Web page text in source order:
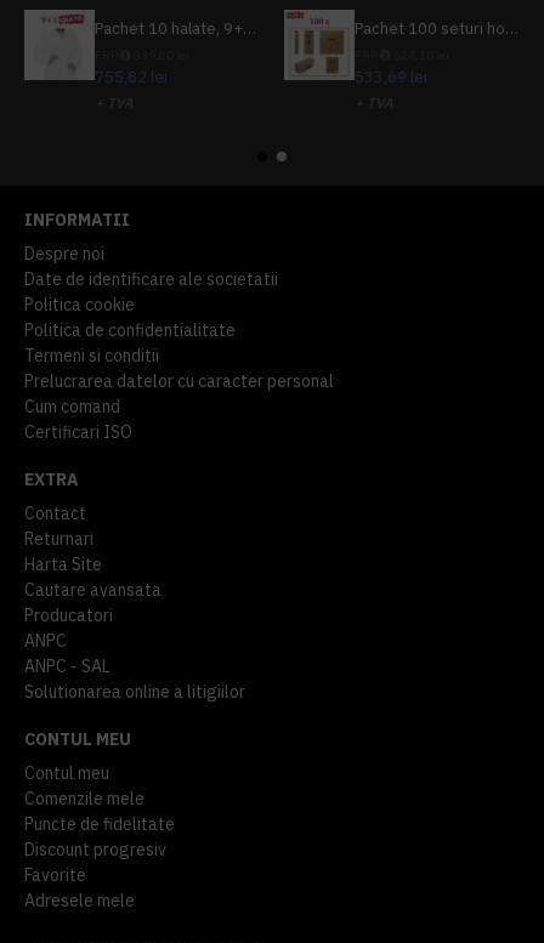
Pachet 10 halate, 9+1 gratuit
755,82 lei
+ TVA
Pachet 100 seturi hoteliere, set dentar, set barbierit, casca de dus, pila unghii, set cusut
533,69 lei
+ TVA
INFORMATII
Despre noi
Date de identificare ale societatii
Politica cookie
Politica de confidentialitate
Termeni si conditii
Prelucrarea datelor cu caracter personal
Cum comand
Certificari ISO
EXTRA
Contact
Returnari
Harta Site
Cautare avansata
Producatori
ANPC
ANPC - SAL
Solutionarea online a litigiilor
CONTUL MEU
Contul meu
Comenzile mele
Puncte de fidelitate
Discount progresiv
Favorite
Adresele mele